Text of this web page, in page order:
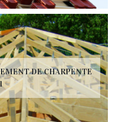
DE CHARPENTE